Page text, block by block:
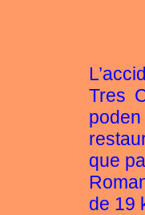
Tres
que
de 19